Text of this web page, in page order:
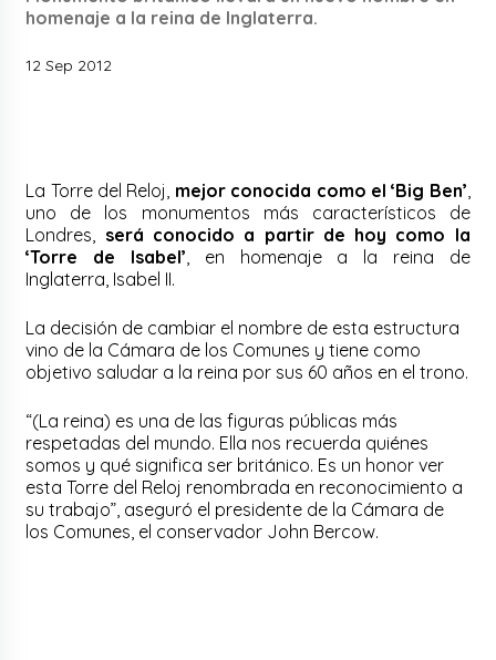
homenaje a la reina de Inglaterra.
12 Sep 2012
La Torre del Reloj, mejor conocida como el ‘Big Ben’,
uno de los monumentos más característicos de
Londres, será conocido a partir de hoy como la
‘Torre de Isabel’, en homenaje a la reina de
Inglaterra, Isabel II.
La decisión de cambiar el nombre de esta estructura
vino de la Cámara de los Comunes y tiene como
objetivo saludar a la reina por sus 60 años en el trono.
“(La reina) es una de las figuras públicas más
respetadas del mundo. Ella nos recuerda quiénes
somos y qué significa ser británico. Es un honor ver
esta Torre del Reloj renombrada en reconocimiento a
su trabajo”, aseguró el presidente de la Cámara de
los Comunes, el conservador John Bercow.